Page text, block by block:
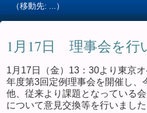
1月17日 理事会を行
1月17日（金）13：30より東京
年度第3回定例理事会を開催し、
他、従来より課題となっている
について意見交換等を行いました